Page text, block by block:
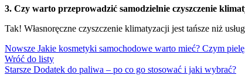
3. Czy warto przeprowadzić samodzielnie czyszczenie
Tak! Własnoręczne czyszczenie klimatyzacji jest tańsze niż
Nowsze Jakie kosmetyki samochodowe warto mieć? Czym
Wróć do listy
Starsze Dodatek do paliwa – po co go stosować i jaki wybrać?